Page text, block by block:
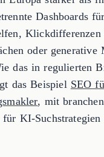
Dashboards
Klickdifferenzen
oder generative
das in regulierten
das Beispiel SEO
, mit
für KI-